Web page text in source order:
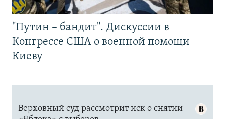
"Путин – бандит". Дискуссии в
Конгрессе США о военной помощи
Киеву